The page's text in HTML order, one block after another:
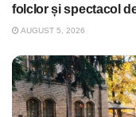
folclor și spectacol
AUGUST 5, 2026